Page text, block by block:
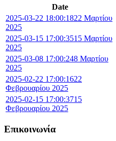
Date
2025-03-22 18:00:1822 Μαρτίου
2025
2025-03-15 17:00:3515 Μαρτίου
2025
2025-03-08 17:00:248 Μαρτίου
2025
2025-02-22 17:00:1622
Φεβρουαρίου 2025
2025-02-15 17:00:3715
Φεβρουαρίου 2025
Επικοινωνία